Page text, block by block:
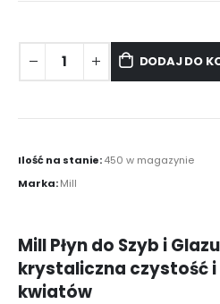
DODAJ DO
Ilość na stanie:450 w magazynie
Marka:Mill
Mill Płyn do Szyb i
krystaliczna czystość
kwiatów